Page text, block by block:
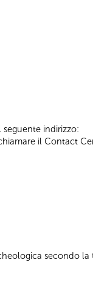
indirizzo:
il Contact
secondo la